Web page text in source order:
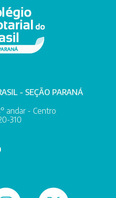
- SEÇÃO PARANÁ
andar - Centro
310